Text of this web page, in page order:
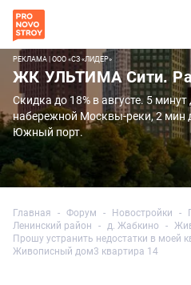
РЕКЛАМА | ООО «СЗ «ЛИДЕР»
ЖК УЛЬТИМА Сити.
Скидка до 18% в августе. 5 минут
набережной Москвы-реки, 2 мин
Южный порт.
Главная Форум Новостройки
Ленинский район
д. Жабкино
Прошу устранить недостатки в моей
Живописный дом3 квартира 14